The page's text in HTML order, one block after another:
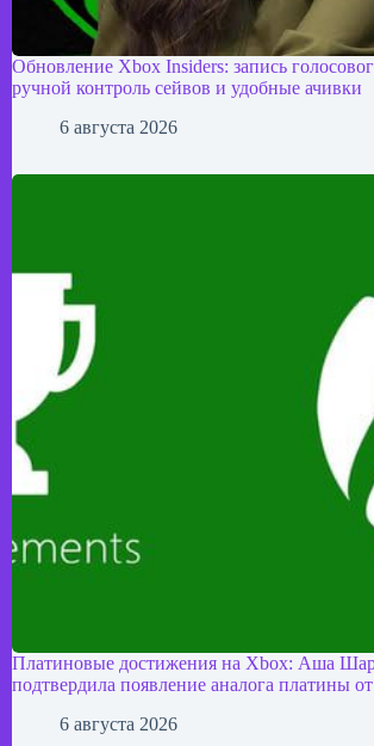
Обновление Xbox Insiders: запись
ручной контроль сейвов и удобные ачивки
6 августа 2026
Платиновые достижения на Xbox: Аша
подтвердила появление аналога платины
6 августа 2026